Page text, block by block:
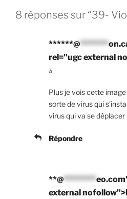
8 réponses sur “39-
******@*******
rel="ugc external
À
Plus je vois cette
sorte de virus qui
virus qui va se déplacer
Répondre
**@********
external